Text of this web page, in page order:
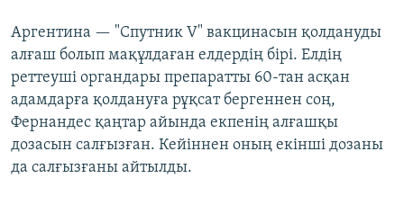
Аргентина — "Спутник V" вакцинасын қолдануды
алғаш болып мақұлдаған елдердің бірі. Елдің
реттеуші органдары препаратты 60-тан асқан
адамдарға қолдануға рұқсат бергеннен соң,
Фернандес қаңтар айында екпенің алғашқы
дозасын салғызған. Кейіннен оның екінші дозаны
да салғызғаны айтылды.